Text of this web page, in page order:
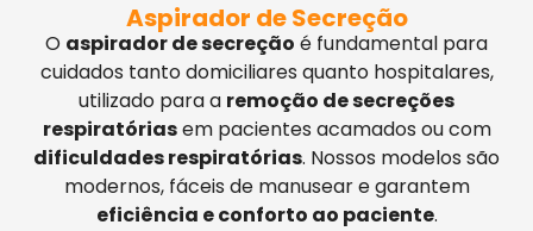
Aspirador de Secreção
O aspirador de secreção é fundamental para
cuidados tanto domiciliares quanto hospitalares,
utilizado para a remoção de secreções
respiratóriasem pacientes acamados ou com
dificuldades respiratórias. Nossos modelos são
modernos, fáceis de manusear e garantem
eficiência e conforto ao paciente.